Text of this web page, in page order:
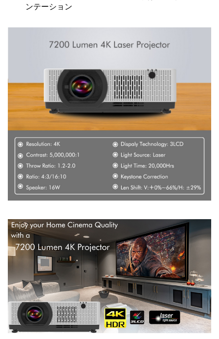
ンテーション